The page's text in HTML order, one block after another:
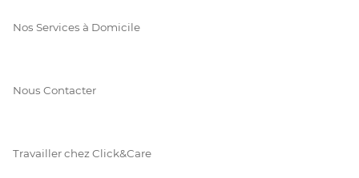
Nos Services à Domicile
Nous Contacter
Travailler chez Click&Care